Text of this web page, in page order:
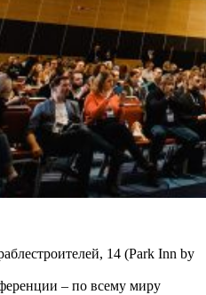
14 (Park Inn by
– по всему миру